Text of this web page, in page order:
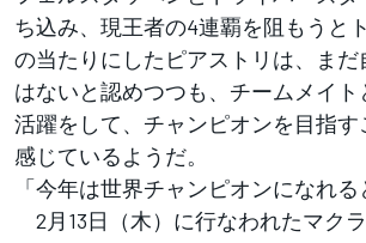
ち込み、現王者の4連覇を阻もうと
の当たりにしたピアストリは、まだ
はないと認めつつも、チームメイ
活躍をして、チャンピオンを目指す
感じているようだ。
「今年は世界チャンピオンになれる
2月13日（木）に行なわれたマク